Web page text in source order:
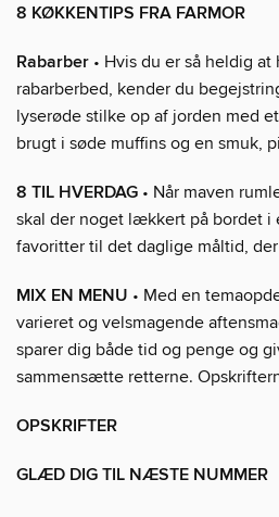
8 KØKKENTIPS FRA FARMOR
Rabarber • Hvis du er så heldig
rabarberbed, kender du
lyserøde stilke op af jorden med
brugt i søde muffins og en smuk,
8 TIL HVERDAG • Når maven
skal der noget lækkert på bordet i
favoritter til det daglige måltid,
MIX EN MENU • Med en
varieret og velsmagende
sparer dig både tid og penge og
sammensætte retterne.
OPSKRIFTER
GLÆD DIG TIL NÆSTE NUMMER